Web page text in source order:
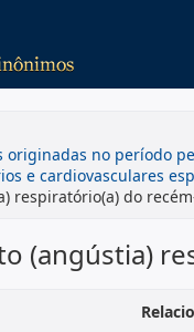
originadas no período
e cardiovasculares
respiratório(a) do
(angústia)